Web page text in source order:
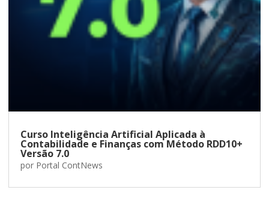
Curso Inteligência Artificial Aplicada à
Contabilidade e Finanças com Método RDD10+
Versão 7.0
por Portal ContNews